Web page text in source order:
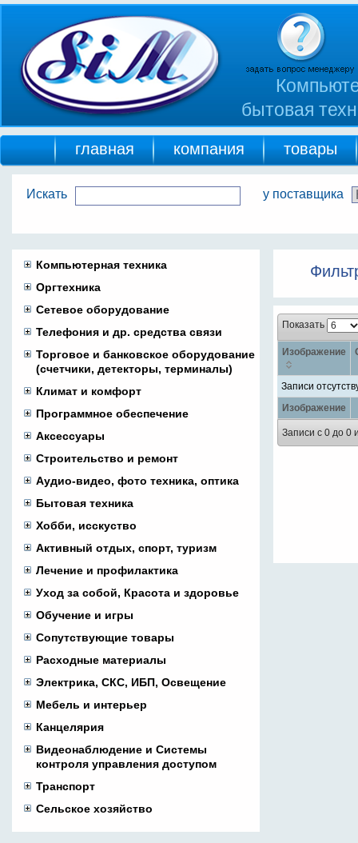
бытовая
главная компания товары
Искать у поставщика
Компьютерная техника
Оргтехника
Сетевое оборудование
Телефония и др. средства связи
Торговое и банковское оборудование
(счетчики, детекторы, терминалы)
Климат и комфорт
Программное обеспечение
Аксессуары
Строительство и ремонт
Аудио-видео, фото техника, оптика
Бытовая техника
Хобби, исскуство
Активный отдых, спорт, туризм
Лечение и профилактика
Уход за собой, Красота и здоровье
Обучение и игры
Сопутствующие товары
Расходные материалы
Электрика, СКС, ИБП, Освещение
Мебель и интерьер
Канцелярия
Видеонаблюдение и Системы
контроля управления доступом
Транспорт
Сельское хозяйство
Показать
Изображение
Изображение
Записи
Записи с 0 до 0